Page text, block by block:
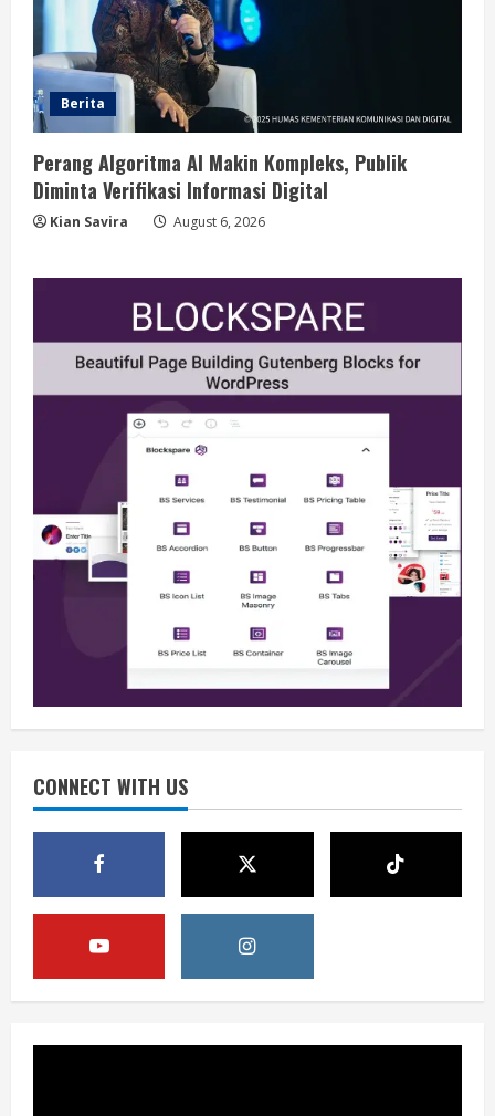
Berita
Perang Algoritma AI Makin Kompleks, Publik
Diminta Verifikasi Informasi Digital
Kian Savira August 6, 2026
CONNECT WITH US
Berita
BMP Kecam Aksi KNPB, Serukan
Persatuan Demi Papua yang Kondusif
August 6, 2026
3
Perang Algoritma AI Makin Kompleks,
Digital
Pemerintah Perkuat Ekosistem Media
Digital Nasional Hadapi Perang
Algoritma AI
August 6, 2026
Opini
Etika, Verifikasi, dan Media Tepercaya